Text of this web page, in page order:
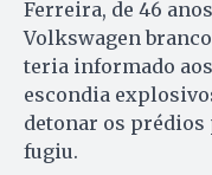
Ferreira, de 46
Volkswagen
teria informado
escondia
detonar os prédios
fugiu.